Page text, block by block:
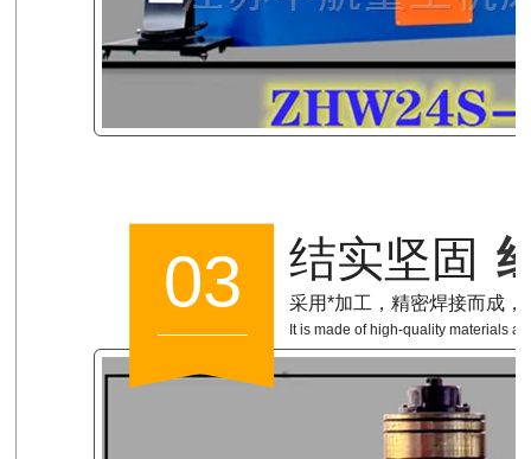
03 结实坚固
采用*加工，精密焊接而成，
It is made of high-quality materials